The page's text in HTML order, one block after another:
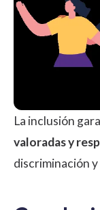
La inclusión
valoradas y
discriminación